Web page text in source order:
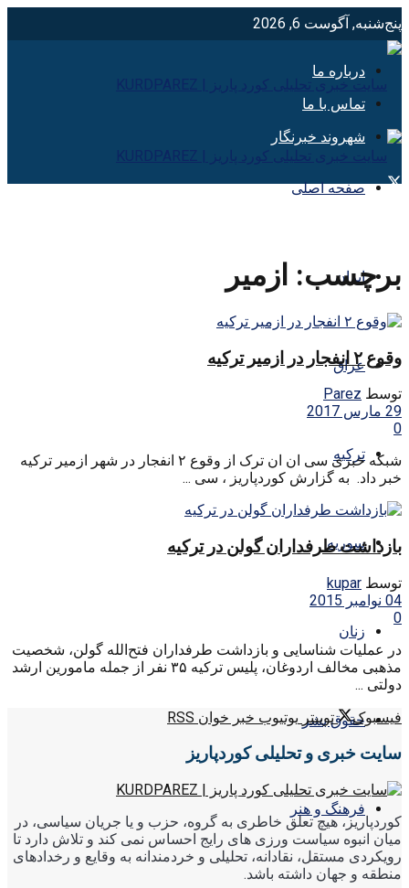
پنج‌شنبه, آگوست 6, 2026
درباره ما
تماس با ما
شهروند خبرنگار
صفحه اصلی
ایران
عراق
ترکیه
سوریه
زنان
حقوق بشر
فرهنگ و هنر
برچسب: ازمیر
وقوع ۲ انفجار در ازمیر ترکیه
توسط Parez
29 مارس 2017
0
شبکه خبری سی ان ان ترک از وقوع ۲ انفجار در شهر ازمیر ترکیه
خبر داد. به گزارش کوردپاریز ، سی ...
بازداشت طرفداران گولن در ترکیه
توسط kupar
04 نوامبر 2015
0
در عملیات شناسایی و بازداشت طرفداران فتح‌الله گولن، شخصیت
مذهبی مخالف اردوغان، پلیس ترکیه ۳۵ نفر از جمله مامورین ارشد
دولتی ...
فیسبوک
توییتر یوتیوب خبر خوان RSS
سایت خبری و تحلیلی کوردپاریز
کوردپاریز، هیچ تعلق خاطری به گروه، حزب و یا جریان سیاسی، در
میان انبوه سیاست ورزی های رایج احساس نمی کند و تلاش دارد تا
رویکردی مستقل، نقادانه، تحلیلی و خردمندانه به وقایع و رخدادهای
منطقه و جهان داشته باشد.